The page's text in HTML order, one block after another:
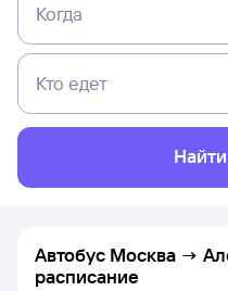
Когда
Кто едет
Автобус Москва →
расписание